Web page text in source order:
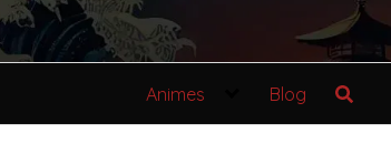
Animes Blog